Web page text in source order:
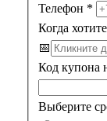
Телефон *
Когда
📅
Код купона
Выберите